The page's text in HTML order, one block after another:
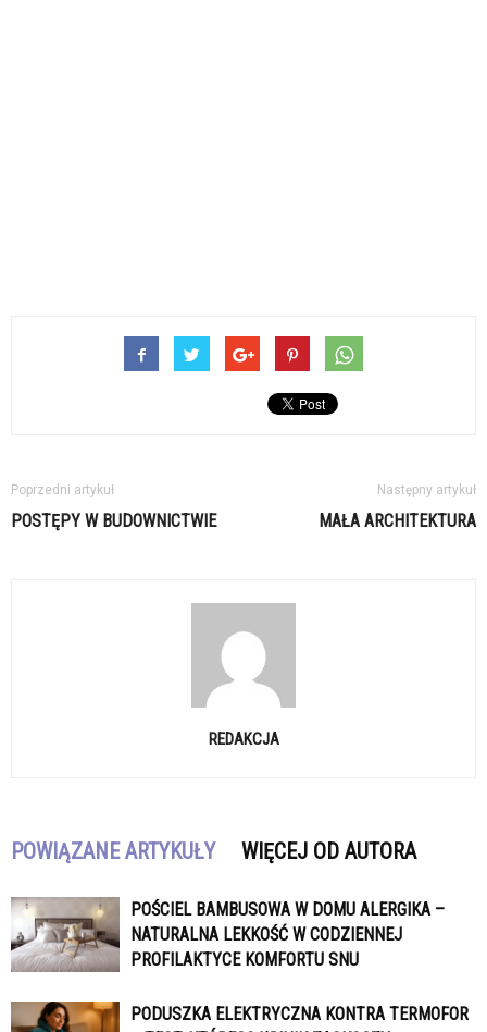
Poprzedni artykuł
POSTĘPY W BUDOWNICTWIE
Następny artykuł
MAŁA ARCHITEKTURA
REDAKCJA
POWIĄZANE ARTYKUŁY WIĘCEJ OD AUTORA
POŚCIEL BAMBUSOWA W DOMU ALERGIKA –
NATURALNA LEKKOŚĆ W CODZIENNEJ
PROFILAKTYCE KOMFORTU SNU
PODUSZKA ELEKTRYCZNA KONTRA TERMOFOR